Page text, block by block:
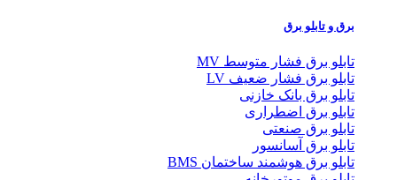
برق و تابلو برق
تابلو برق فشار متوسط MV
تابلو برق فشار ضعیف LV
تابلو برق بانک خازنی
تابلو برق اضطراری
تابلو برق صنعتی
تابلو برق آسانسور
تابلو برق هوشمند ساختمان BMS